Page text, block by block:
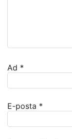
Ad *
E-posta *